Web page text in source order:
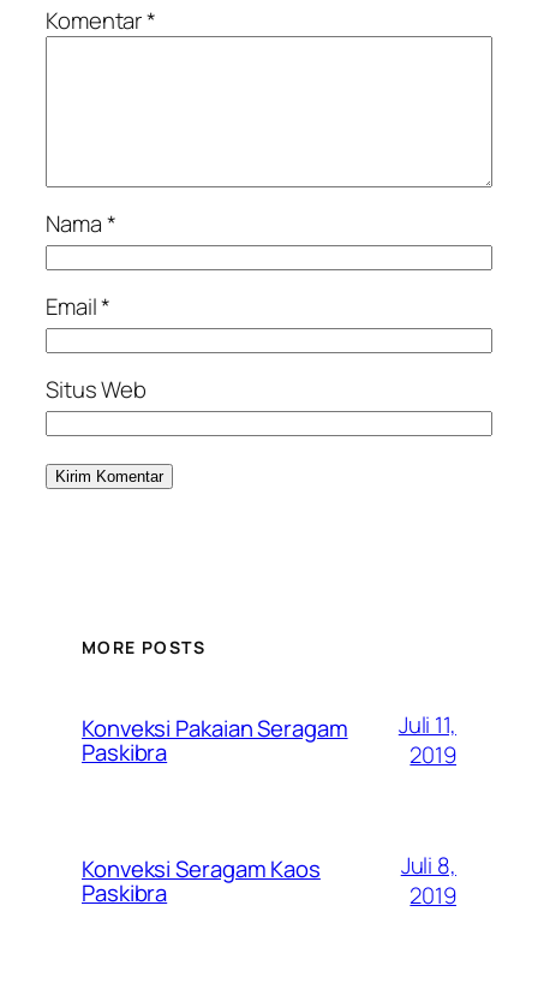
Komentar*
Nama*
Email*
Situs Web
MORE POSTS
Konveksi Pakaian Seragam
Paskibra
Juli 11,
2019
Konveksi Seragam Kaos
Paskibra
Juli 8,
2019